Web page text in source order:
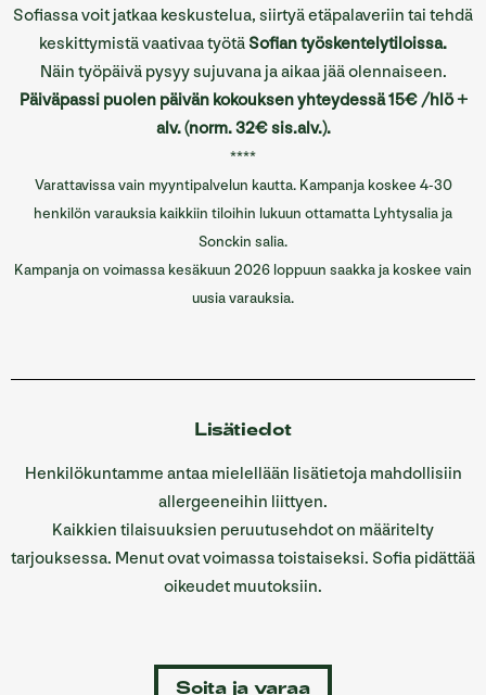
Sofiassa voit jatkaa keskustelua, siirtyä etäpalaveriin tai tehdä
keskittymistä vaativaa työtä Sofian työskentelytiloissa.
Näin työpäivä pysyy sujuvana ja aikaa jää olennaiseen.
Päiväpassi puolen päivän kokouksen yhteydessä 15€ /hlö +
alv. (norm. 32€ sis.alv.).
****
Varattavissa vain myyntipalvelun kautta. Kampanja koskee 4-30
henkilön varauksia kaikkiin tiloihin lukuun ottamatta Lyhtysalia ja
Sonckin salia.
Kampanja on voimassa kesäkuun 2026 loppuun saakka ja koskee vain
uusia varauksia.
Lisätiedot
Henkilökuntamme antaa mielellään lisätietoja mahdollisiin
allergeeneihin liittyen.
Kaikkien tilaisuuksien peruutusehdot on määritelty
tarjouksessa. Menut ovat voimassa toistaiseksi. Sofia pidättää
oikeudet muutoksiin.
Soita ja varaa